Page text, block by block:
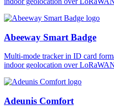
Abeeway Smart Badge
Multi-mode tracker in ID card
indoor geolocation over
Adeunis Comfort